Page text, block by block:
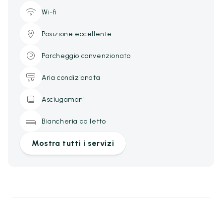
Wi-fi
Posizione eccellente
Parcheggio convenzionato
Aria condizionata
Asciugamani
Biancheria da letto
Mostra tutti i servizi